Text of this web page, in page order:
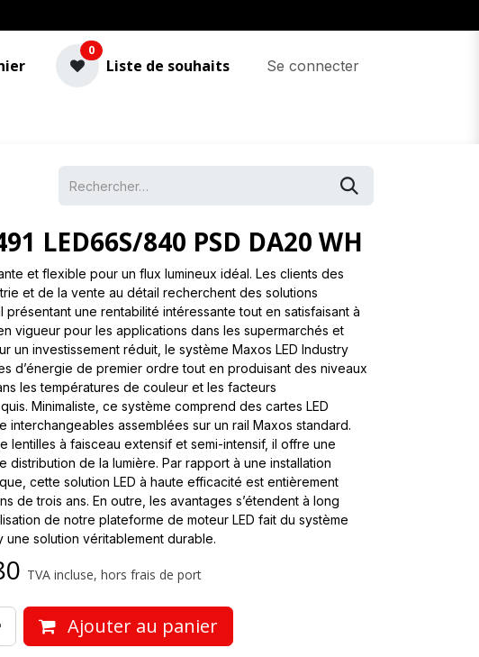
0
Liste de souhaits Se connecter
LED66S/840 PSD DA20 WH
et flexible pour un flux lumineux idéal. Les clients des
et de la vente au détail recherchent des solutions
présentant une rentabilité intéressante tout en satisfaisant à
vigueur pour les applications dans les supermarchés et
un investissement réduit, le système Maxos LED Industry
d’énergie de premier ordre tout en produisant des niveaux
les températures de couleur et les facteurs
Minimaliste, ce système comprend des cartes LED
interchangeables assemblées sur un rail Maxos standard.
lentilles à faisceau extensif et semi-intensif, il offre une
distribution de la lumière. Par rapport à une installation
cette solution LED à haute efficacité est entièrement
de trois ans. En outre, les avantages s’étendent à long
de notre plateforme de moteur LED fait du système
une solution véritablement durable.
TVA incluse, hors frais de port
Ajouter au panier